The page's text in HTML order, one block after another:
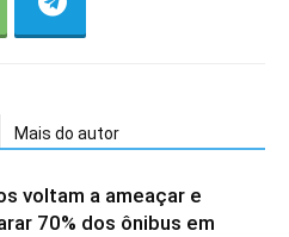
Mais do autor
voltam a ameaçar e
70% dos ônibus em